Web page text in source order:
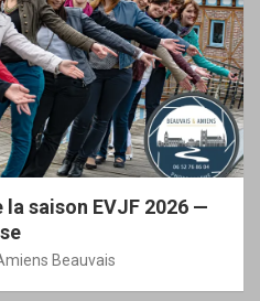
saison EVJF 2026 —
Beauvais